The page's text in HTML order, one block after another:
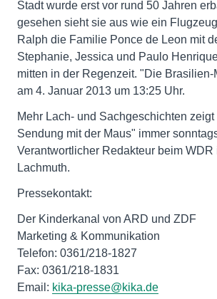
Stadt wurde erst vor rund 50 Jahren
gesehen sieht sie aus wie ein
Ralph die Familie Ponce de Leon mit
Stephanie, Jessica und Paulo
mitten in der Regenzeit. "Die
am 4. Januar 2013 um 13:25 Uhr.
Mehr Lach- und Sachgeschichten
Sendung mit der Maus" immer
Verantwortlicher Redakteur beim WDR
Lachmuth.
Pressekontakt:
Der Kinderkanal von ARD und ZDF
Marketing & Kommunikation
Telefon: 0361/218-1827
Fax: 0361/218-1831
Email: kika-presse@kika.de